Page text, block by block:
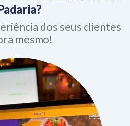
dos seus clientes
mesmo!